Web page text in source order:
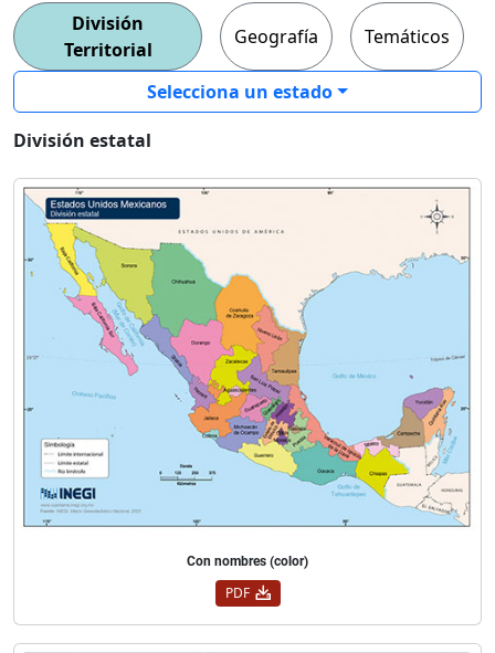
División
Territorial
Geografía Temáticos
Selecciona un estado
División estatal
Con nombres (color)
PDF